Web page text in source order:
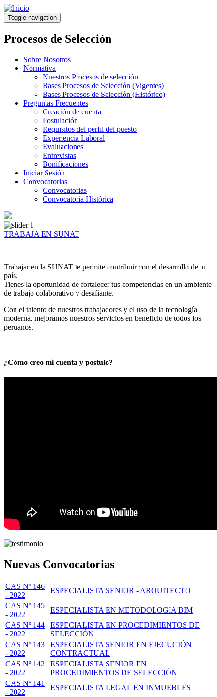
Pasar
al
contenido
principal
Toggle navigation
Procesos de Selección
Sobre Nosotros
Normativa
Nuestros Procesos de selección
Bases Procesos de Selección (Vigentes)
Bases Procesos de Selección (Histórico)
Preguntas Frecuentes
Creación de cuenta
Postulación
Requisitos del perfil del puesto
Experiencia Laboral
Evaluaciones
Entrevistas
Bonificaciones
Iniciar Sesión
Convocatorias
Convocatorias
Convocatoria Histórica
TRABAJA EN SUNAT
Trabajar en la SUNAT te permite contribuir con el desarrollo de tu
país.
Tienes la oportunidad de fortalecer tus competencias en un ambiente
de trabajo colaborativo y desafiante.
Con el talento de nuestros trabajadores y el uso de la tecnología
moderna, mejoramos nuestros servicios en beneficio de todos los
peruanos.
¿Cómo creo mi cuenta y postulo?
Nuevas Convocatorias
CAS Nº 146
- 2022
ESPECIALISTA SENIOR - ARQUITECTO
CAS Nº 145
- 2022
ESPECIALISTA EN METODOLOGIA BIM
CAS Nº 144
- 2022
ESPECIALISTA EN PROCEDIMIENTOS DE
SELECCIÓN
CAS Nº 143
- 2022
ESPECIALISTA SENIOR EN EJECUCIÓN
CONTRACTUAL
CAS Nº 142
- 2022
ESPECIALISTA SENIOR EN
PROCEDIMIENTOS DE SELECCIÓN
CAS Nº 141
- 2022
ESPECIALISTA LEGAL EN INMUEBLES